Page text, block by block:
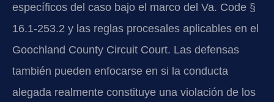
específicos del caso bajo el marco del Va. Code §
16.1-253.2 y las reglas procesales aplicables en el
Goochland County Circuit Court. Las defensas
también pueden enfocarse en si la conducta
alegada realmente constituye una violación de los